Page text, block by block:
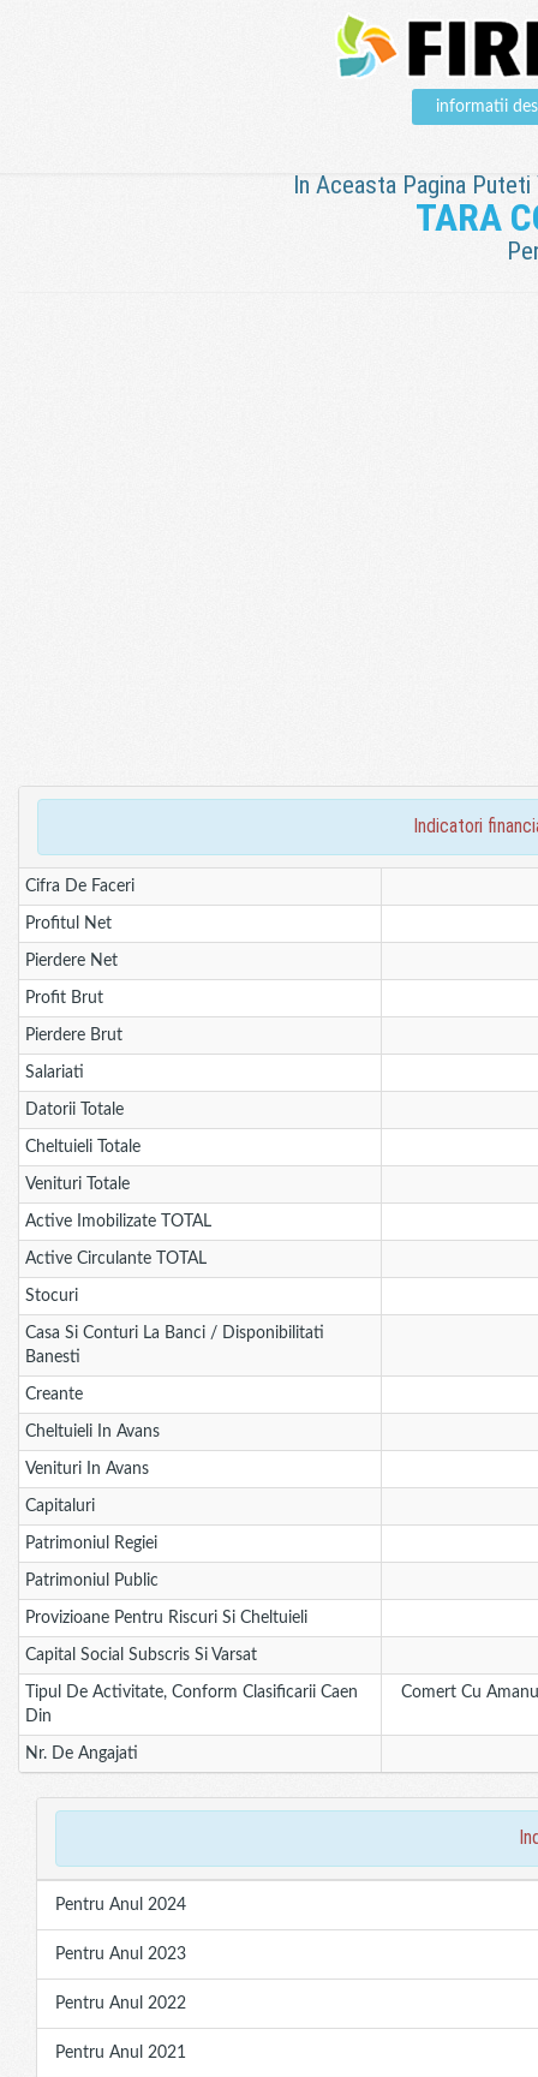
informatii
In Aceasta Pagina
TARA
indicatori
Cifra De Faceri
Profitul Net
Pierdere Net
Profit Brut
Pierdere Brut
Salariati
Datorii Totale
Cheltuieli Totale
Venituri Totale
Active Imobilizate TOTAL
Active Circulante TOTAL
Stocuri
Casa Si Conturi La Banci / Disponibilitati
Banesti
Creante
Cheltuieli In Avans
Venituri In Avans
Capitaluri
Patrimoniul Regiei
Patrimoniul Public
Provizioane Pentru Riscuri Si Cheltuieli
Capital Social Subscris Si Varsat
Tipul De Activitate, Conform Clasificarii Caen
Din
Comert Cu
Nr. De Angajati
Pentru Anul 2024
Pentru Anul 2023
Pentru Anul 2022
Pentru Anul 2021